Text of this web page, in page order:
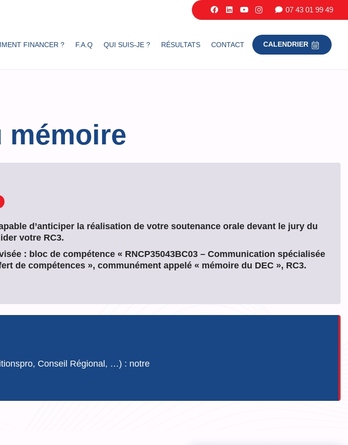
07 43 01 99 49
FINANCER ? F.A.Q QUI SUIS-JE ? RÉSULTATS CONTACT CALENDRIER
mémoire
d’anticiper la réalisation de votre soutenance orale devant le jury du
votre RC3.
: bloc de compétence « RNCP35043BC03 – Communication spécialisée
de compétences », communément appelé « mémoire du DEC », RC3.
Conseil Régional, …) : notre